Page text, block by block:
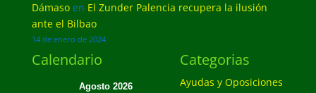
Dámasoen El Zunder Palencia recupera la ilusión
ante el Bilbao
14 de enero de 2024
Calendario
Agosto 2026
Categorias
Ayudas y Oposiciones